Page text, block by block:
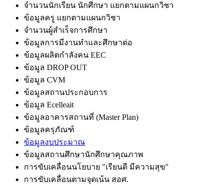
จำนวนนักเรียน นักศึกษา แยกตามแผนกวิชา
ข้อมูลครู แยกตามแผนกวิชา
จำนวนผู้สำเร็จการศึกษา
ข้อมูลการมีงานทำและศึกษาต่อ
ข้อมูลผลิตกำลังคน EEC
ข้อมูล DROP OUT
ข้อมูล CVM
ข้อมูลสถานประกอบการ
ข้อมูล Ecelleait
ข้อมูลอาคารสถานที่ (Master Plan)
ข้อมูลครุภัณฑ์
ข้อมูลงบประมาณ
ข้อมูลสถานศึกษานักศึกษาคุณภาพ
การขับเคลื่อนนโยบาย "เรียนดี มีความสุข"
การขับเคลื่อนตามจุดเน้น สอศ.